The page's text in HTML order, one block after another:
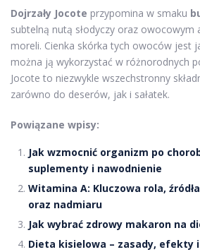
Dojrzały Jocote przypomina w smaku
subtelną nutą słodyczy oraz owocowym
moreli. Cienka skórka tych owoców jest
można ją wykorzystać w różnorodnych
Jocote to niezwykle wszechstronny
zarówno do deserów, jak i sałatek.
Powiązane wpisy:
Jak wzmocnić organizm po
suplementy i nawodnienie
Witamina A: Kluczowa rola,
oraz nadmiaru
Jak wybrać zdrowy makaron na
Dieta kisielowa – zasady, efekty